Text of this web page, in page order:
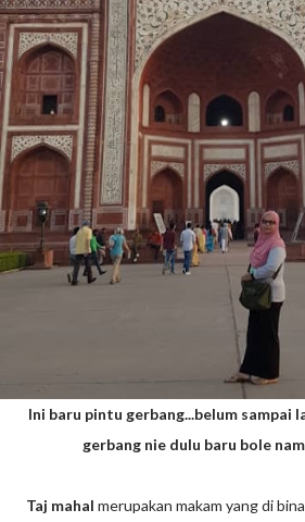
Ini baru pintu gerbang...belum sampai
gerbang nie dulu baru bole
Taj mahal merupakan makam yang di